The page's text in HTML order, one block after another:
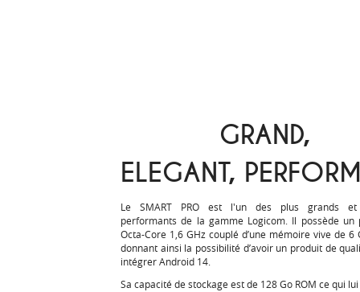
GRAND,
ELEGANT,
Le SMART PRO est l'un des plus grands
performants de la gamme Logicom. Il possède un
Octa-Core 1,6 GHz couplé d’une mémoire vive de 6
donnant ainsi la possibilité d’avoir un produit de
intégrer Android 14.
Sa capacité de stockage est de 128 Go ROM ce qui